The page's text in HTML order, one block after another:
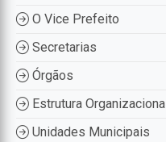
O Vice Prefeito
Secretarias
Órgãos
Estrutura Organizacional
Unidades Municipais